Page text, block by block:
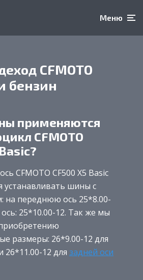
Меню
CFMOTO
бензин
применяются
CFMOTO
CFMOTO CF500 X5 Basic
устанавливать шины с
на переднюю ось 25*8.00-
25*10.00-12. Так же мы
размеры: 26*9.00-12 для
26*11.00-12 для задней оси